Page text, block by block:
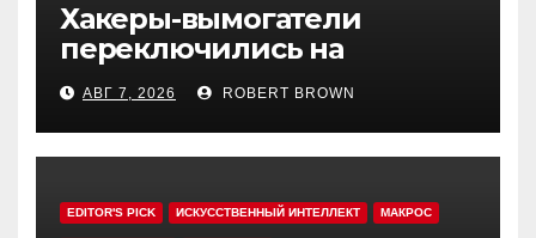
Хакеры-вымогатели
переключились на
инвестфонды с Уолл-стрит
АВГ 7, 2026 ROBERT BROWN
EDITOR'S PICK ИСКУССТВЕННЫЙ ИНТЕЛЛЕКТ МАКРОС